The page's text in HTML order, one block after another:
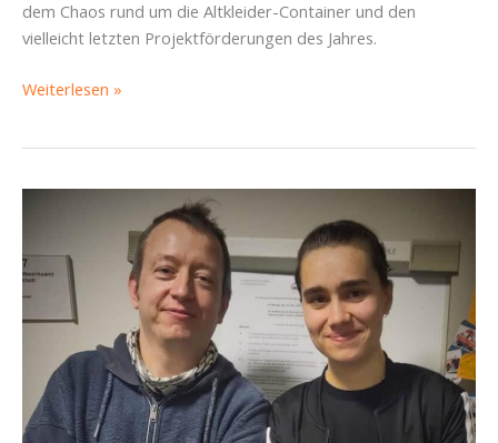
dem Chaos rund um die Altkleider-Container und den
vielleicht letzten Projektförderungen des Jahres.
SBR
Von
Altkleider-
Chaos
und
Fördermitteln
das
Ehrenamt
Weiterlesen »